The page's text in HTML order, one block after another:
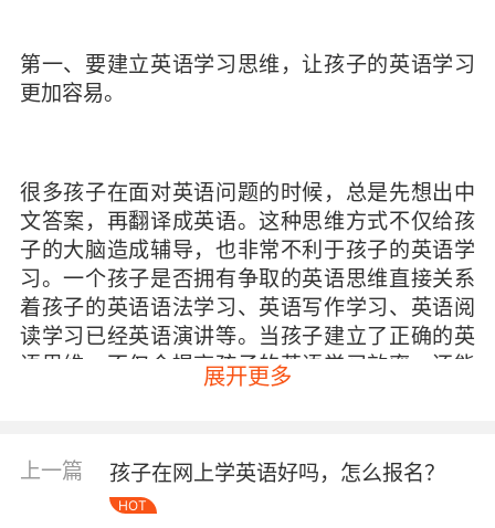
第一、要建立英语学习思维，让孩子的英语学习
更加容易。
很多孩子在面对英语问题的时候，总是先想出中
文答案，再翻译成英语。这种思维方式不仅给孩
子的大脑造成辅导，也非常不利于孩子的英语学
习。一个孩子是否拥有争取的英语思维直接关系
着孩子的英语语法学习、英语写作学习、英语阅
读学习已经英语演讲等。当孩子建立了正确的英
语思维，不仅会提高孩子的英语学习效率，还能
为孩子以后的语法学习打下良好的而基础。
展开更多
上一篇 孩子在网上学英语好吗，怎么报名？
HOT